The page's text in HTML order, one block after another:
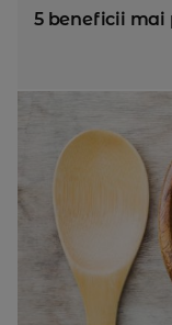
5 beneficii mai